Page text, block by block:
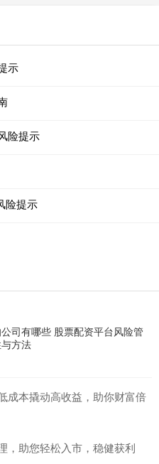
示
险提示
险提示
司有哪些 股票配资平台风险管
方法
成本撬动高收益，助你财富倍
，助您轻松入市，稳健获利